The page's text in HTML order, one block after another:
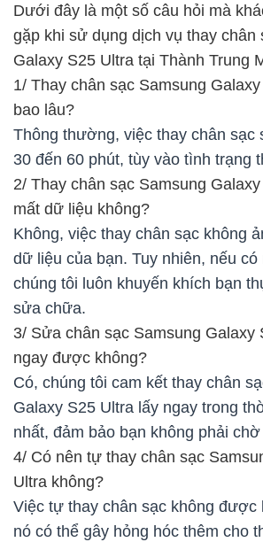
Dưới đây là một số câu hỏi mà
gặp khi sử dụng dịch vụ thay chân
Galaxy S25 Ultra tại Thành Trung
1/ Thay chân sạc Samsung
bao lâu?
Thông thường, việc thay chân sạc
30 đến 60 phút, tùy vào tình trạng
2/ Thay chân sạc Samsung
mất dữ liệu không?
Không, việc thay chân sạc không
dữ liệu của bạn. Tuy nhiên, nếu
chúng tôi luôn khuyến khích bạn
sửa chữa.
3/ Sửa chân sạc Samsung Galaxy
ngay được không?
Có, chúng tôi cam kết thay chân
Galaxy S25 Ultra lấy ngay trong
nhất, đảm bảo bạn không phải
4/ Có nên tự thay chân sạc
Ultra không?
Việc tự thay chân sạc không được
nó có thể gây hỏng hóc thêm cho